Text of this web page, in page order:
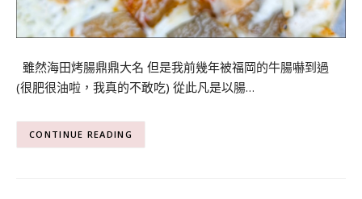
雖然海田烤腸鼎鼎大名 但是我前幾年被福岡的牛腸嚇到過
(很肥很油啦，我真的不敢吃) 從此凡是以腸…
CONTINUE READING